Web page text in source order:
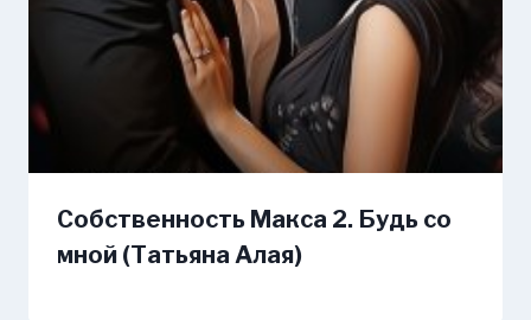
Собственность Макса 2. Будь со
мной (Татьяна Алая)